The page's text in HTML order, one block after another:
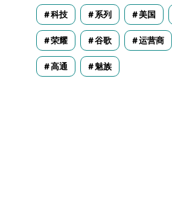
科技 系列 美国
荣耀 谷歌 运营商
高通 魅族